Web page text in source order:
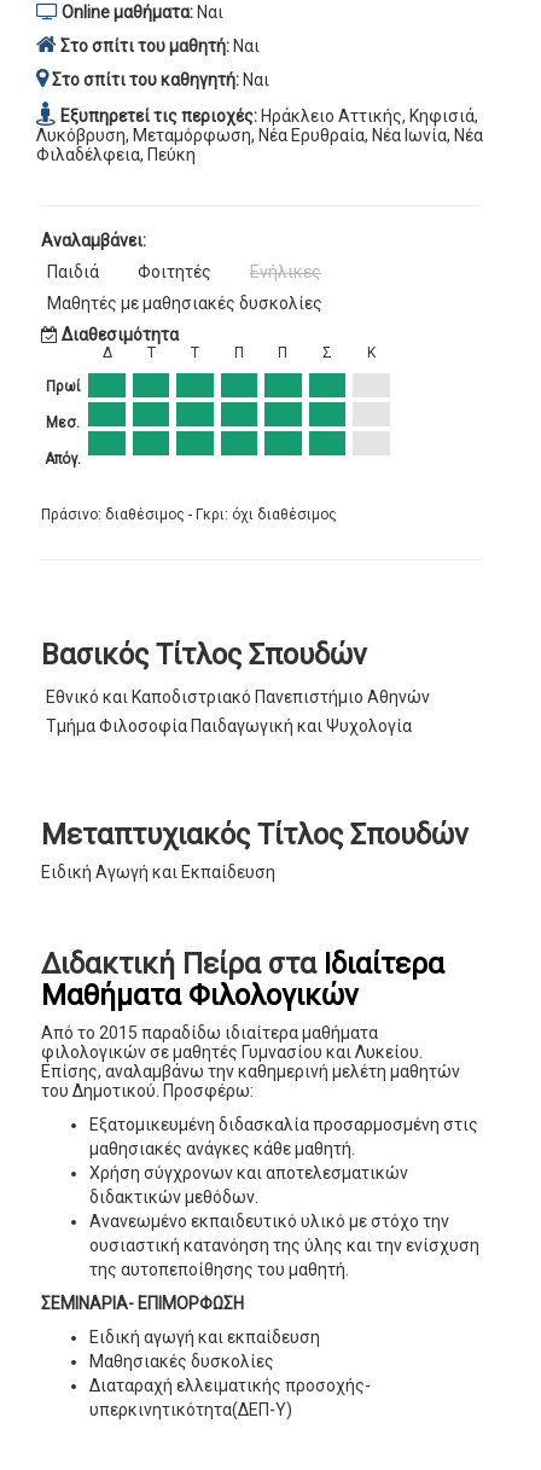
Online μαθήματα: Ναι
Στο σπίτι του μαθητή: Ναι
Στο σπίτι του καθηγητή: Ναι
Εξυπηρετεί τις περιοχές: Ηράκλειο Αττικής, Κηφισιά,
Λυκόβρυση, Μεταμόρφωση, Νέα Ερυθραία, Νέα Ιωνία, Νέα
Φιλαδέλφεια, Πεύκη
Αναλαμβάνει:
Παιδιά
Φοιτητές
Ενήλικες
Μαθητές με μαθησιακές δυσκολίες
Διαθεσιμότητα
Πρωί
Μεσ.
Απόγ.
Δ Τ Τ Π Π Σ Κ
Πράσινο: διαθέσιμος - Γκρι: όχι διαθέσιμος
Βασικός Τίτλος Σπουδών
Εθνικό και Καποδιστριακό Πανεπιστήμιο Αθηνών
Τμήμα Φιλοσοφία Παιδαγωγική και Ψυχολογία
Μεταπτυχιακός Τίτλος Σπουδών
Ειδική Αγωγή και Εκπαίδευση
Διδακτική Πείρα στα Ιδιαίτερα
Μαθήματα Φιλολογικών
Από το 2015 παραδίδω ιδιαίτερα μαθήματα
φιλολογικών σε μαθητές Γυμνασίου και Λυκείου.
Επίσης, αναλαμβάνω την καθημερινή μελέτη μαθητών
του Δημοτικού. Προσφέρω:
Εξατομικευμένη διδασκαλία προσαρμοσμένη στις
μαθησιακές ανάγκες κάθε μαθητή.
Χρήση σύγχρονων και αποτελεσματικών
διδακτικών μεθόδων.
Ανανεωμένο εκπαιδευτικό υλικό με στόχο την
ουσιαστική κατανόηση της ύλης και την ενίσχυση
της αυτοπεποίθησης του μαθητή.
ΣΕΜΙΝΑΡΙΑ- ΕΠΙΜΟΡΦΩΣΗ
Ειδική αγωγή και εκπαίδευση
Μαθησιακές δυσκολίες
Διαταραχή ελλειματικής προσοχής-
υπερκινητικότητα(ΔΕΠ-Υ)